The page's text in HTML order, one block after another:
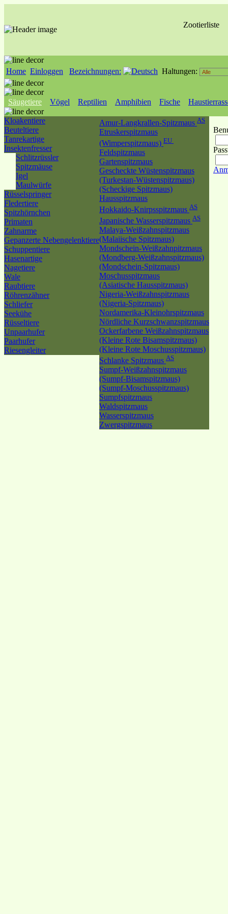
Zootierliste
Home Einloggen Bezeichnungen: Haltungen:
Säugetiere Vögel Reptilien Amphibien Fische
Kloakentiere
Beuteltiere
Tanrekartige
Insektenfresser
Schlitzrüssler
Spitzmäuse
Igel
Maulwürfe
Rüsselspringer
Fledertiere
Spitzhörnchen
Primaten
Zahnarme
Gepanzerte Nebengelenktiere
Schuppentiere
Hasenartige
Nagetiere
Wale
Raubtiere
Röhrenzähner
Schliefer
Seekühe
Rüsseltiere
Unpaarhufer
Paarhufer
Riesengleiter
Amur-Langkrallen-Spitzmaus AS
Etruskerspitzmaus
(Wimperspitzmaus) EU
Feldspitzmaus
Gartenspitzmaus
Gescheckte Wüstenspitzmaus
(Turkestan-Wüstenspitzmaus)
(Scheckige Spitzmaus)
Hausspitzmaus
Hokkaido-Knirpsspitzmaus AS
Japanische Wasserspitzmaus AS
Malaya-Weißzahnspitzmaus
(Malaiische Spitzmaus)
Mondschein-Weißzahnpitzmaus
(Mondberg-Weißzahnspitzmaus)
(Mondschein-Spitzmaus)
Moschusspitzmaus
(Asiatische Hausspitzmaus)
Nigeria-Weißzahnspitzmaus
(Nigeria-Spitzmaus)
Nordamerika-Kleinohrspitzmaus
Nördliche Kurzschwanzspitzmaus
Ockerfarbene Weißzahnspitzmaus
(Kleine Rote Bisamspitzmaus)
(Kleine Rote Moschusspitzmaus)
Schlanke Spitzmaus AS
Sumpf-Weißzahnspitzmaus
(Sumpf-Bisamspitzmaus)
(Sumpf-Moschusspitzmaus)
Sumpfspitzmaus
Waldspitzmaus
Wasserspitzmaus
Zwergspitzmaus